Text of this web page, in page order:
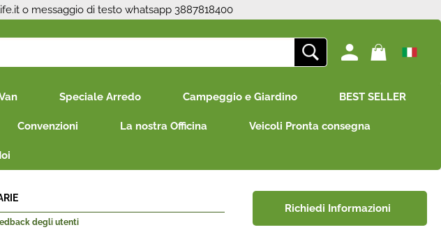
o messaggio di testo whatsapp 3887818400
Per completare l'ordine inserisci
poi clicca sul pulsante "Accedi"
Se non sei ancora registrato sul
"Registrati"
Speciale Arredo Campeggio e Giardino BEST SELLER
Convenzioni La nostra Officina Veicoli Pronta consegna
degli utenti
Richiedi Informazioni